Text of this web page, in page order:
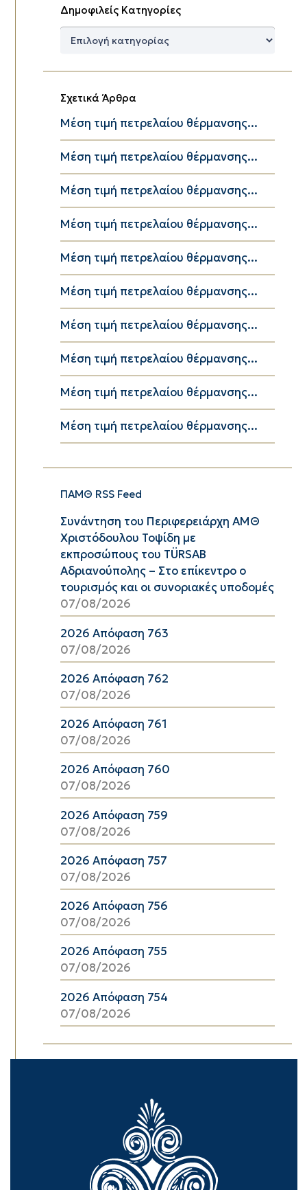
Δημοφιλείς Κατηγορίες
Δημοφιλείς
Σχετικά Άρθρα
Μέση τιμή πετρελαίου θέρμανσης...
Μέση τιμή πετρελαίου θέρμανσης...
Μέση τιμή πετρελαίου θέρμανσης...
Μέση τιμή πετρελαίου θέρμανσης...
Μέση τιμή πετρελαίου θέρμανσης...
Μέση τιμή πετρελαίου θέρμανσης...
Μέση τιμή πετρελαίου θέρμανσης...
Μέση τιμή πετρελαίου θέρμανσης...
Μέση τιμή πετρελαίου θέρμανσης...
Μέση τιμή πετρελαίου θέρμανσης...
ΠΑΜΘ RSS Feed
Συνάντηση του Περιφερειάρχη ΑΜΘ
Χριστόδουλου Τοψίδη με
εκπροσώπους του TÜRSAB
Αδριανούπολης – Στο επίκεντρο ο
τουρισμός και οι συνοριακές υποδομές
07/08/2026
2026 Απόφαση 763
07/08/2026
2026 Απόφαση 762
07/08/2026
2026 Απόφαση 761
07/08/2026
2026 Απόφαση 760
07/08/2026
2026 Απόφαση 759
07/08/2026
2026 Απόφαση 757
07/08/2026
2026 Απόφαση 756
07/08/2026
2026 Απόφαση 755
07/08/2026
2026 Απόφαση 754
07/08/2026